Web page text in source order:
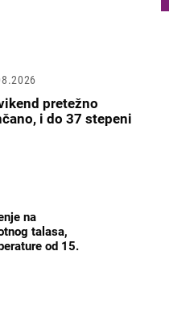
pretežno
i do 37 stepeni
na
talasa,
od 15.